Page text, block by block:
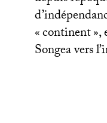
«continent
Songea vers